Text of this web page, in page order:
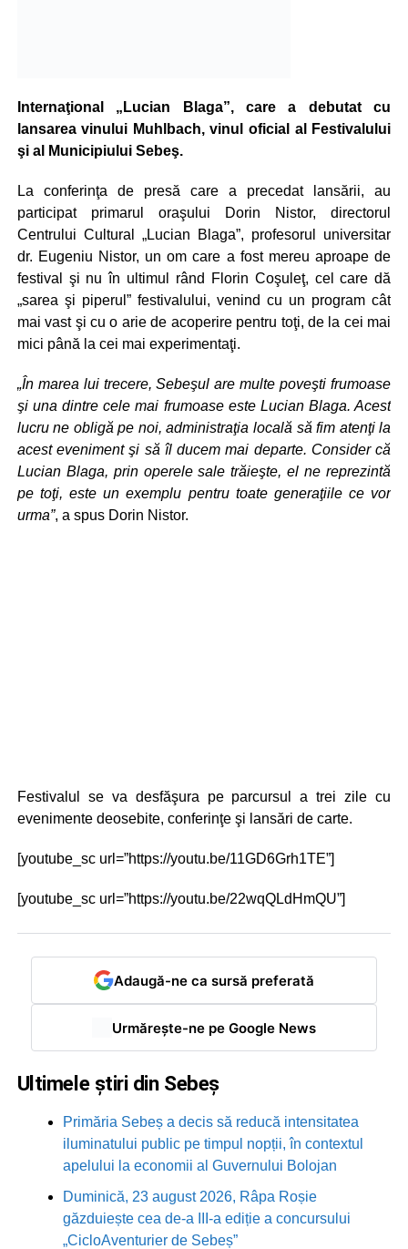
Internaţional „Lucian Blaga”, care a debutat cu
lansarea vinului Muhlbach, vinul oficial al Festivalului
şi al Municipiului Sebeş.
La conferinţa de presă care a precedat lansării, au
participat primarul oraşului Dorin Nistor, directorul
Centrului Cultural „Lucian Blaga”, profesorul universitar
dr. Eugeniu Nistor, un om care a fost mereu aproape de
festival şi nu în ultimul rând Florin Coşuleţ, cel care dă
„sarea şi piperul” festivalului, venind cu un program cât
mai vast şi cu o arie de acoperire pentru toţi, de la cei mai
mici până la cei mai experimentaţi.
„În marea lui trecere, Sebeşul are multe poveşti frumoase
şi una dintre cele mai frumoase este Lucian Blaga. Acest
lucru ne obligă pe noi, administraţia locală să fim atenţi la
acest eveniment şi să îl ducem mai departe. Consider că
Lucian Blaga, prin operele sale trăieşte, el ne reprezintă
pe toţi, este un exemplu pentru toate generaţiile ce vor
urma”, a spus Dorin Nistor.
Festivalul se va desfăşura pe parcursul a trei zile cu
evenimente deosebite, conferinţe şi lansări de carte.
[youtube_sc url=”https://youtu.be/11GD6Grh1TE”]
[youtube_sc url=”https://youtu.be/22wqQLdHmQU”]
Adaugă-ne ca sursă preferată
Urmărește-ne pe Google News
Ultimele știri din Sebeș
Primăria Sebeș a decis să reducă intensitatea
iluminatului public pe timpul nopții, în contextul
apelului la economii al Guvernului Bolojan
Duminică, 23 august 2026, Râpa Roșie
găzduiește cea de-a III-a ediție a concursului
„CicloAventurier de Sebeș”